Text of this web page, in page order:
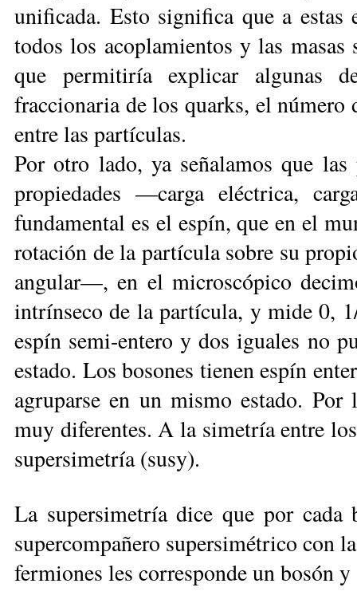
unificada. Esto significa que a estas
todos los acoplamientos y las
que permitiría explicar algunas
fraccionaria de los quarks, el número
entre las partículas.
Por otro lado, ya señalamos que
propiedades —carga eléctrica,
fundamental es el espín, que en el
rotación de la partícula sobre su
angular—, en el microscópico
intrínseco de la partícula, y mide 0,
espín semi-entero y dos iguales no
estado. Los bosones tienen espín
agruparse en un mismo estado. Por
muy diferentes. A la simetría entre
supersimetría (susy).
La supersimetría dice que por
supercompañero supersimétrico con
fermiones les corresponde un bosón